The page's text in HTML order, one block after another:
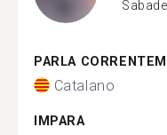
PARLA
Catalano
IMPARA